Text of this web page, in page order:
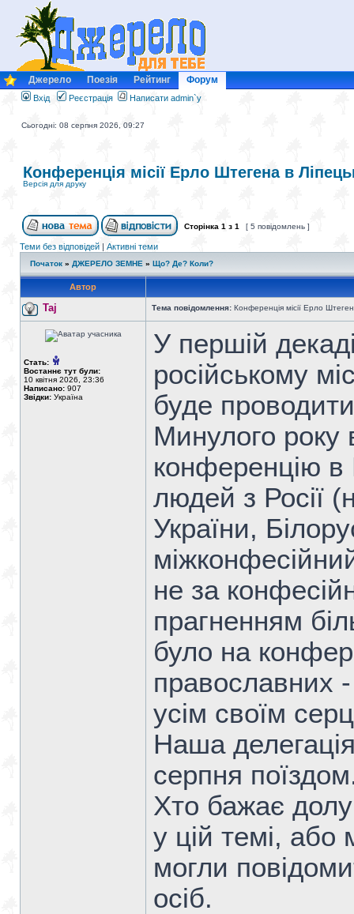
Джерело Поезія Рейтинг Форум
Вхід Реєстрація Написати admin`у
Сьогодні: 08 серпня 2026, 09:27
Конференція місії Ерло Штегена в
Версія для друку
Сторінка 1 з 1 [ 5 повідомлень ]
Теми без відповідей | Активні теми
Початок » ДЖЕРЕЛО ЗЕМНЕ » Що? Де? Коли?
Автор
Taj Тема повідомлення: Конференція місії Ерло
Стать:
Востаннє тут були:
10 квітня 2026, 23:36
Написано: 907
Звідки: Україна
У першій
російському
буде
Минулого
конференцію в
людей з Росії
України,
не за
прагненням
було на
православних
усім своїм
Наша
серпня
Хто бажає
у цій темі,
могли
осіб.